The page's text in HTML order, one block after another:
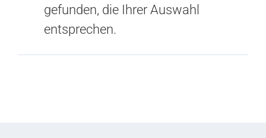
gefunden, die Ihrer Auswahl
entsprechen.